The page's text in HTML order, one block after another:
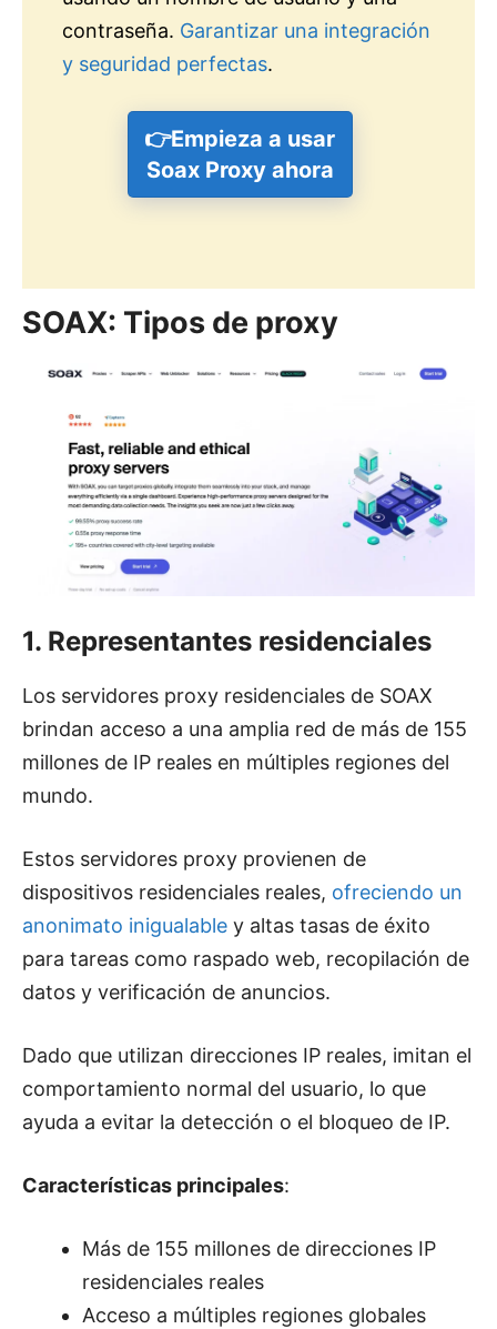
contraseña. Garantizar una integración
y seguridad perfectas.
👉Empieza a usar
Soax Proxy ahora
SOAX: Tipos de proxy
1. Representantes residenciales
Los servidores proxy residenciales de SOAX
brindan acceso a una amplia red de más de 155
millones de IP reales en múltiples regiones del
mundo.
Estos servidores proxy provienen de
dispositivos residenciales reales, ofreciendo un
anonimato inigualable y altas tasas de éxito
para tareas como raspado web, recopilación de
datos y verificación de anuncios.
Dado que utilizan direcciones IP reales, imitan el
comportamiento normal del usuario, lo que
ayuda a evitar la detección o el bloqueo de IP.
Características principales:
Más de 155 millones de direcciones IP
residenciales reales
Acceso a múltiples regiones globales